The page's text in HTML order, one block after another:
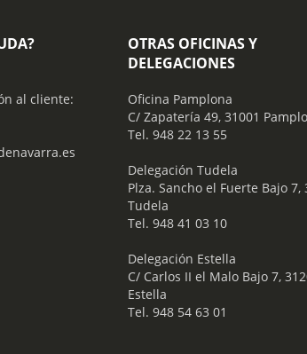
al cliente:
OTRAS OFICINAS Y
DELEGACIONES
Oficina Pamplona
C/ Zapatería 49, 31001
Tel. 948 22 13 55
​ Delegación Tudela
Plza. Sancho el Fuerte Bajo 7,
Tudela
Tel. 948 41 03 10
​ Delegación Estella
C/ Carlos II el Malo Bajo 7,
Estella
Tel. 948 54 63 01